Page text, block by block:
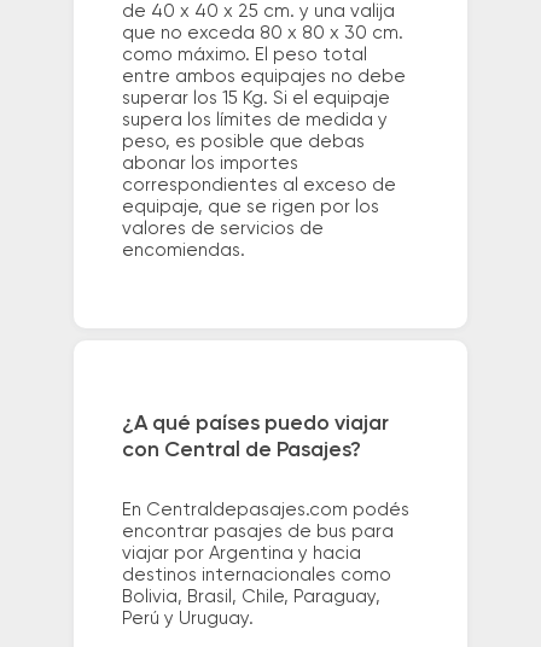
de 40 x 40 x 25 cm. y una valija
que no exceda 80 x 80 x 30 cm.
como máximo. El peso total
entre ambos equipajes no debe
superar los 15 Kg. Si el equipaje
supera los límites de medida y
peso, es posible que debas
abonar los importes
correspondientes al exceso de
equipaje, que se rigen por los
valores de servicios de
encomiendas.
¿A qué países puedo viajar
con Central de Pasajes?
En Centraldepasajes.com podés
encontrar pasajes de bus para
viajar por Argentina y hacia
destinos internacionales como
Bolivia, Brasil, Chile, Paraguay,
Perú y Uruguay.